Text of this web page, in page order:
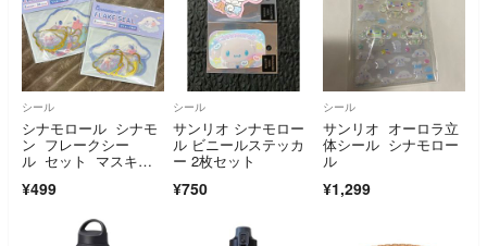
シール
シナモロール シナモ
ン フレークシー
ル セット マスキン
¥499
シール
サンリオ シナモロー
ル ビニールステッカ
ー 2枚セット
¥750
シール
サンリオ オーロラ立
体シール シナモロー
ル
¥1,299